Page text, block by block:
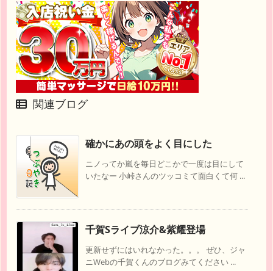
関連ブログ
確かにあの頭をよく目にした
ニノってか嵐を毎日どこかで一度は目にして
いたなー 小峠さんのツッコミて面白くて何 ...
千賀Sライブ涼介&紫耀登場
更新せずにはいれなかった。。。 ぜひ、ジャ
ニWebの千賀くんのブログみてください ...